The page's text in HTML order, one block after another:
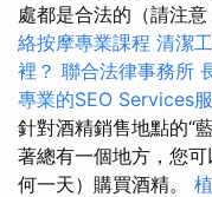
處都是合法的（請注
絡按摩專業課程 清潔
裡？ 聯合法律事務所
專業的SEO Services
針對酒精銷售地點的“
著總有一個地方，您
何一天）購買酒精。